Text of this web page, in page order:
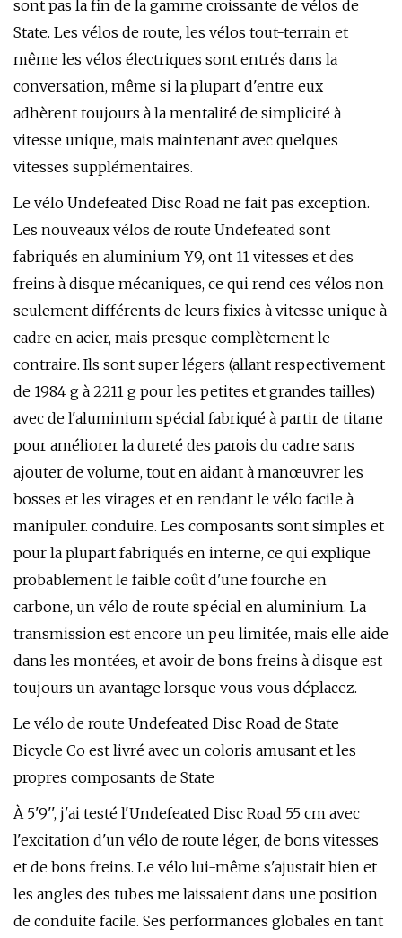
sont pas la fin de la gamme croissante de vélos de
State. Les vélos de route, les vélos tout-terrain et
même les vélos électriques sont entrés dans la
conversation, même si la plupart d'entre eux
adhèrent toujours à la mentalité de simplicité à
vitesse unique, mais maintenant avec quelques
vitesses supplémentaires.
Le vélo Undefeated Disc Road ne fait pas exception.
Les nouveaux vélos de route Undefeated sont
fabriqués en aluminium Y9, ont 11 vitesses et des
freins à disque mécaniques, ce qui rend ces vélos non
seulement différents de leurs fixies à vitesse unique à
cadre en acier, mais presque complètement le
contraire. Ils sont super légers (allant respectivement
de 1984 g à 2211 g pour les petites et grandes tailles)
avec de l'aluminium spécial fabriqué à partir de titane
pour améliorer la dureté des parois du cadre sans
ajouter de volume, tout en aidant à manœuvrer les
bosses et les virages et en rendant le vélo facile à
manipuler. conduire. Les composants sont simples et
pour la plupart fabriqués en interne, ce qui explique
probablement le faible coût d'une fourche en
carbone, un vélo de route spécial en aluminium. La
transmission est encore un peu limitée, mais elle aide
dans les montées, et avoir de bons freins à disque est
toujours un avantage lorsque vous vous déplacez.
Le vélo de route Undefeated Disc Road de State
Bicycle Co est livré avec un coloris amusant et les
propres composants de State
À 5'9'', j'ai testé l'Undefeated Disc Road 55 cm avec
l'excitation d'un vélo de route léger, de bons vitesses
et de bons freins. Le vélo lui-même s'ajustait bien et
les angles des tubes me laissaient dans une position
de conduite facile. Ses performances globales en tant